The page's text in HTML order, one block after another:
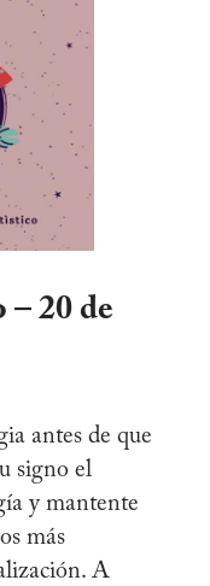
– 20 de
antes de que
signo el
y mantente
más
A